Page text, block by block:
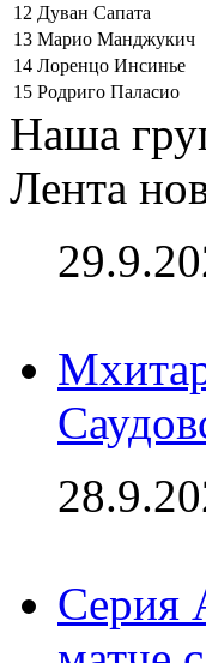
12 Дуван Сапата
13 Марио Манджукич
14 Лоренцо Инсинье
15 Родриго Паласио
Наша
Лента
Серия